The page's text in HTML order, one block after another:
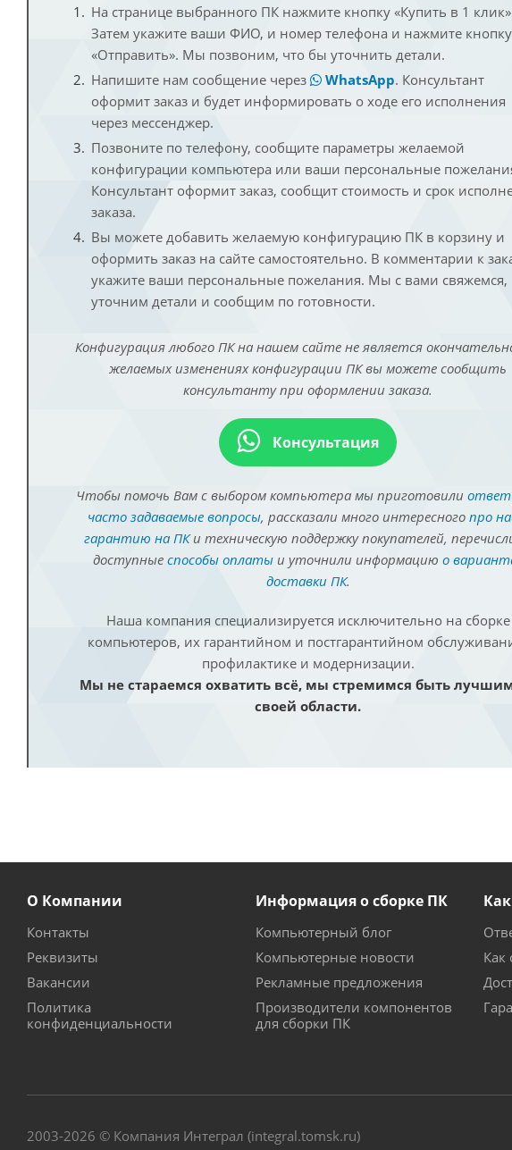
На странице выбранного ПК нажмите кнопку «Купить в 1
Затем укажите ваши ФИО, и номер телефона и нажмите кнопку
«Отправить». Мы позвоним, что бы уточнить детали.
Напишите нам сообщение через
WhatsApp. Консультант
оформит заказ и будет информировать о ходе его исполнения
через мессенджер.
Позвоните по телефону, сообщите параметры желаемой
конфигурации компьютера или ваши персональные
Консультант оформит заказ, сообщит стоимость и срок
заказа.
Вы можете добавить желаемую конфигурацию ПК в корзину и
оформить заказ на сайте самостоятельно. В комментарии к
укажите ваши персональные пожелания. Мы с вами свяжемся,
уточним детали и сообщим по готовности.
Конфигурация любого ПК на нашем сайте не является
желаемых изменениях конфигурации ПК вы можете сообщить
консультанту при оформлении заказа.
Консультация
Чтобы помочь Вам с выбором компьютера мы приготовили
часто задаваемые вопросы, рассказали много интересного про
гарантию на ПКи техническую поддержку покупателей,
доступные способы оплатыи уточнили информацию о
доставки ПК.
Наша компания специализируется исключительно на сборке
компьютеров, их гарантийном и постгарантийном
профилактике и модернизации.
Мы не стараемся охватить всё, мы стремимся быть
своей области.
О Компании
Контакты
Реквизиты
Вакансии
Политика
конфиденциальности
Информация о сборке ПК
Компьютерный блог
Компьютерные новости
Рекламные предложения
Производители компонентов
для сборки ПК
Как
2003-2026 © Компания Интеграл (integral.tomsk.ru)